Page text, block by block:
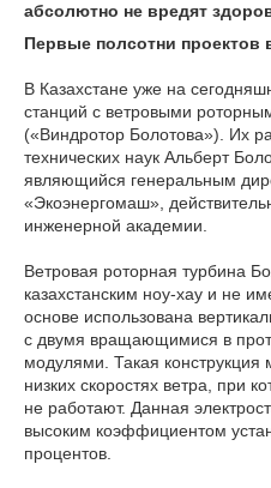
абсолютно не вредят
Первые полсотни проектов
В Казахстане уже на
станций с ветровыми
(«Виндротор Болотова»). Их
технических наук Альберт
являющийся генеральным
«Экоэнергомаш»,
инженерной академии.
Ветровая роторная турбина
казахстанским ноу-хау и не
основе использована
с двумя вращающимися в
модулями. Такая конструкция
низких скоростях ветра, при
не работают. Данная
высоким коэффициентом
процентов.